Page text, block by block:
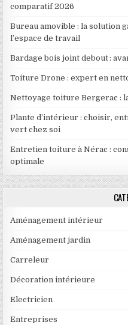
comparatif 2026
Bureau amovible : la solution
l’espace de travail
Bardage bois joint debout :
Toiture Drone : expert en
Nettoyage toiture Bergerac :
Plante d’intérieur : choisir,
vert chez soi
Entretien toiture à Nérac :
optimale
Aménagement intérieur
Aménagement jardin
Carreleur
Décoration intérieure
Electricien
Entreprises